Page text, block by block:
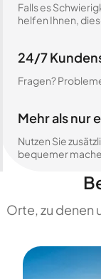
Falls es
helfen Ihnen,
24/7
Fragen?
Mehr als nur
Nutzen Sie
bequemer
Orte, zu denen